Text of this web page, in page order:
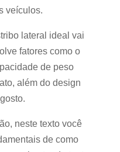
veículos.
lateral ideal vai
fatores como o
de peso
além do design
neste texto você
de como